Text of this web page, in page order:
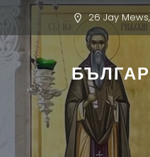
26 Jay